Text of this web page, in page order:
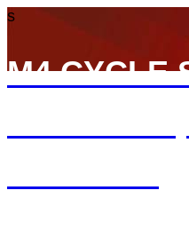
s
M4 CYCLE